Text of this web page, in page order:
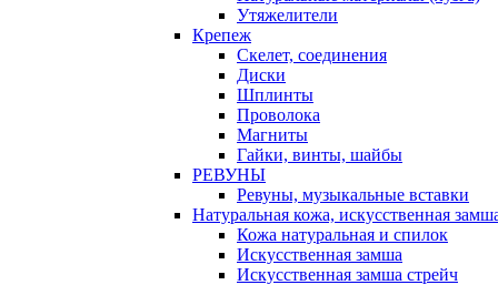
Утяжелители
Крепеж
Скелет, соединения
Диски
Шплинты
Проволока
Магниты
Гайки, винты, шайбы
РЕВУНЫ
Ревуны, музыкальные вставки
Натуральная кожа, искусственная
Кожа натуральная и спилок
Искусственная замша
Искусственная замша стрейч